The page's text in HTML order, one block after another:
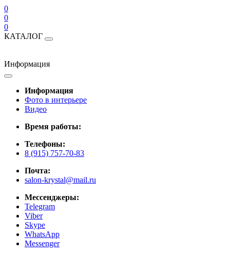
0
0
0
КАТАЛОГ
Информация
Информация
Фото в интерьере
Видео
Время работы:
Телефоны:
8 (915) 757-70-83
Почта:
salon-krystal@mail.ru
Мессенджеры:
Telegram
Viber
Skype
WhatsApp
Messenger